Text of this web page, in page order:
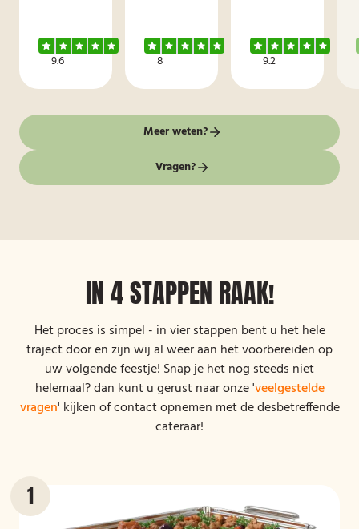
9.6 8 9.2
Meer weten?
Vragen?
IN 4 STAPPEN RAAK!
Het proces is simpel - in vier stappen bent u het hele
traject door en zijn wij al weer aan het voorbereiden op
uw volgende feestje! Snap je het nog steeds niet
helemaal? dan kunt u gerust naar onze 'veelgestelde
vragen' kijken of contact opnemen met de desbetreffende
cateraar!